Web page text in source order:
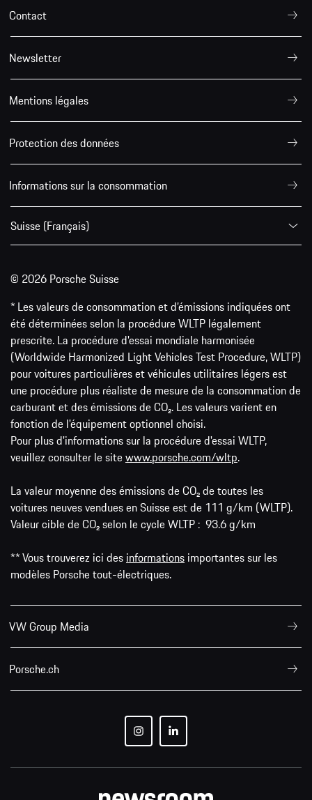
Contact
Newsletter
Mentions légales
Protection des données
Informations sur la consommation
Suisse (Français)
© 2026 Porsche Suisse
* Les valeurs de consommation et d’émissions indiquées ont
été déterminées selon la procédure WLTP légalement
prescrite. La procédure d'essai mondiale harmonisée
(Worldwide Harmonized Light Vehicles Test Procedure, WLTP)
pour voitures particulières et véhicules utilitaires légers est
une procédure plus réaliste de mesure de la consommation de
carburant et des émissions de CO₂. Les valeurs varient en
fonction de l'équipement optionnel choisi.
Pour plus d'informations sur la procédure d'essai WLTP,
veuillez consulter le sitewww.porsche.com/wltp.
La valeur moyenne des émissions de CO₂ de toutes les
voitures neuves vendues en Suisse est de 111 g/km (WLTP).
Valeur cible de CO₂ selon le cycle WLTP : 93.6 g/km
** Vous trouverez ici des informations importantes sur les
modèles Porsche tout-électriques.
VW Group Media
Porsche.ch